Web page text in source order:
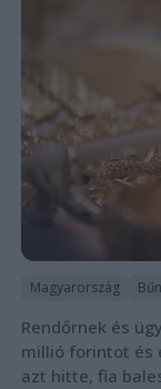
Magyarország
Rendőrnek és
millió forintot és
azt hitte, fia